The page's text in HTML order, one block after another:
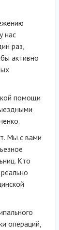
нас
раз,
активно
помощи
Мы с вами
Кто
операций,